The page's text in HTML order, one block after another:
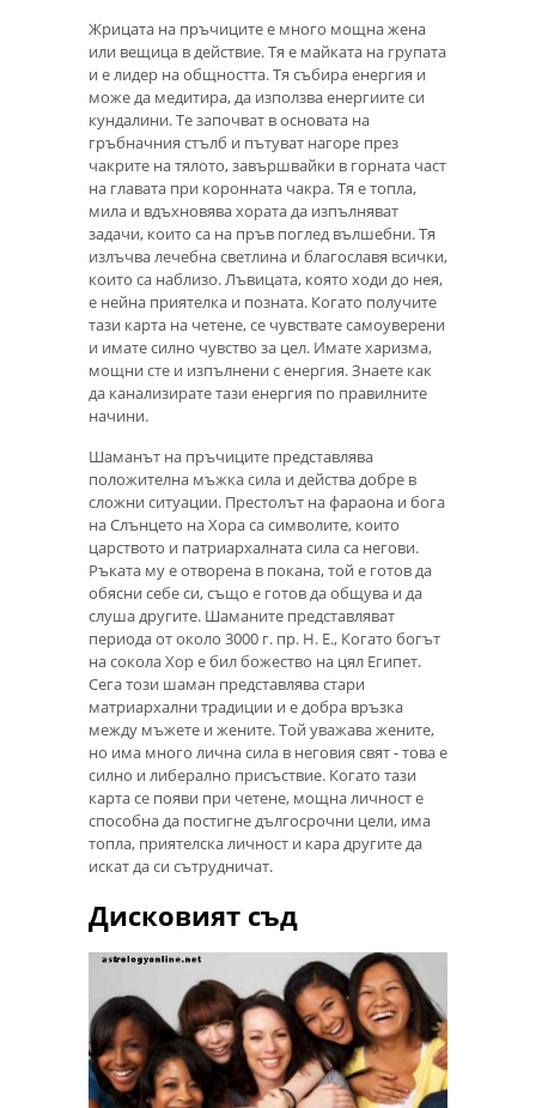
Жрицата на пръчиците е много мощна жена
или вещица в действие. Тя е майката на групата
и е лидер на общността. Тя събира енергия и
може да медитира, да използва енергиите си
кундалини. Те започват в основата на
гръбначния стълб и пътуват нагоре през
чакрите на тялото, завършвайки в горната част
на главата при коронната чакра. Тя е топла,
мила и вдъхновява хората да изпълняват
задачи, които са на пръв поглед вълшебни. Тя
излъчва лечебна светлина и благославя всички,
които са наблизо. Лъвицата, която ходи до нея,
е нейна приятелка и позната. Когато получите
тази карта на четене, се чувствате самоуверени
и имате силно чувство за цел. Имате харизма,
мощни сте и изпълнени с енергия. Знаете как
да канализирате тази енергия по правилните
начини.
Шаманът на пръчиците представлява
положителна мъжка сила и действа добре в
сложни ситуации. Престолът на фараона и бога
на Слънцето на Хора са символите, които
царството и патриархалната сила са негови.
Ръката му е отворена в покана, той е готов да
обясни себе си, също е готов да общува и да
слуша другите. Шаманите представляват
периода от около 3000 г. пр. Н. Е., Когато богът
на сокола Хор е бил божество на цял Египет.
Сега този шаман представлява стари
матриархални традиции и е добра връзка
между мъжете и жените. Той уважава жените,
но има много лична сила в неговия свят - това е
силно и либерално присъствие. Когато тази
карта се появи при четене, мощна личност е
способна да постигне дългосрочни цели, има
топла, приятелска личност и кара другите да
искат да си сътрудничат.
Дисковият съд